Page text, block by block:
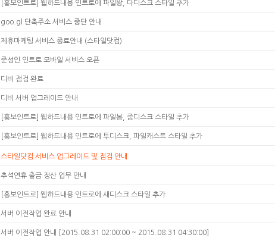
[홍보인트로] 웹하드내용 인트로에 파일왕, 다디스크 스타일 추가
goo.gl 단축주소 서비스 중단 안내
제휴마케팅 서비스 종료안내 (스타일닷컴)
준성인 인트로 모바일 서비스 오픈
디비 점검 완료
디비 서버 업그레이드 안내
[홍보인트로] 웹하드내용 인트로에 파일봉, 줌디스크 스타일 추가
[홍보인트로] 웹하드내용 인트로에 투디스크, 파일캐스트 스타일 추가
스타일닷컴 서비스 업그레이드 및 점검 안내
추석연휴 출금 정산 업무 안내
[홍보인트로] 웹하드내용 인트로에 새디스크 스타일 추가
서버 이전작업 완료 안내
서버 이전작업 안내 [2015.08.31 02:00:00 ~ 2015.08.31 04:30:00]